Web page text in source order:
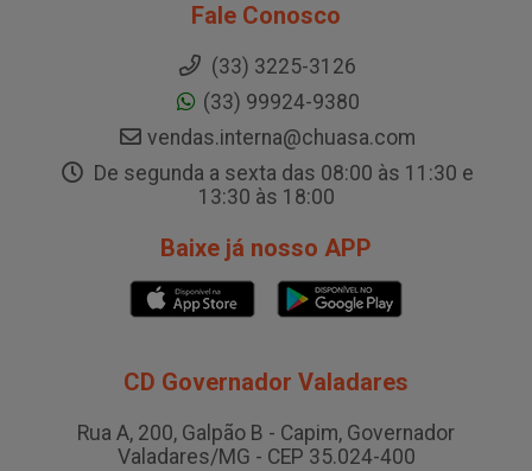
Fale Conosco
(33) 3225-3126
(33) 99924-9380
vendas.interna@chuasa.com
De segunda a sexta das 08:00 às 11:30 e
13:30 às 18:00
Baixe já nosso APP
CD Governador Valadares
Rua A, 200, Galpão B - Capim, Governador
Valadares/MG - CEP 35.024-400